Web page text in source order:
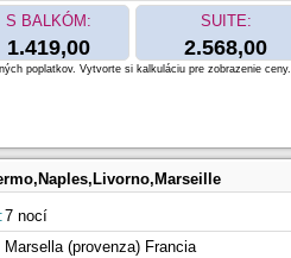
S BALKÓM:
1.419,00
SUITE:
2.568,00
poplatkov. Vytvorte si kalkuláciu pre zobrazenie ceny.
7 nocí
Marsella (provenza) Francia